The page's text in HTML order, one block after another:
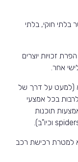
בלתי חוקי, בלתי
זכויות יוצרים
אחר.
(למעט על דרך של
בכל אמצעי
תוכנות
וכיו"ב).
למטרת רכישת רכב